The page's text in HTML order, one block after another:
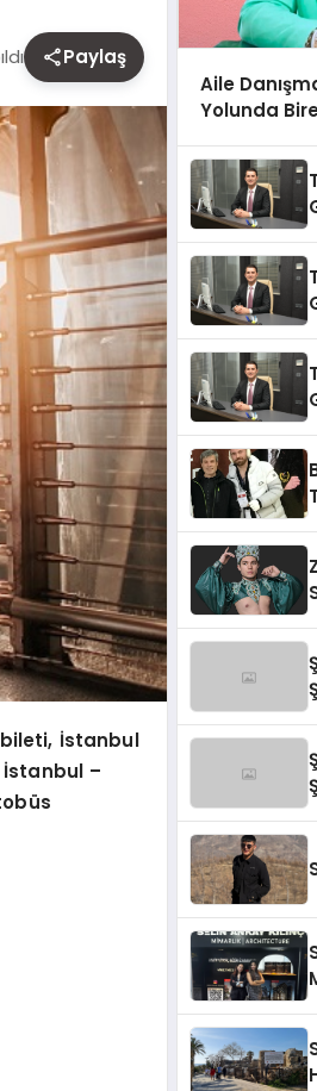
Paylaş
İstanbul
–
Aile
Yolunda